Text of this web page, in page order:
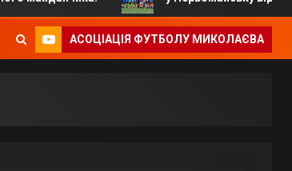
АСОЦІАЦІЯ ФУТБОЛУ МИКОЛАЄВА